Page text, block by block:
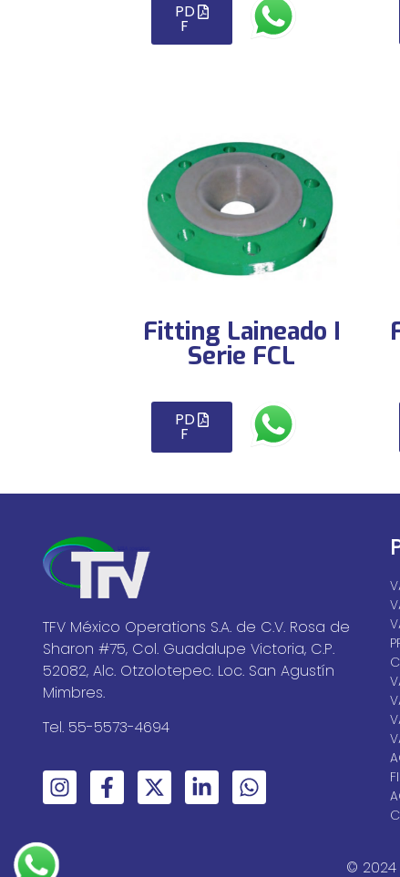
PD
F
Fitting Laineado I
Serie FCL
PD
F
TFV México Operations S.A. de C.V. Rosa de
Sharon #75, Col. Guadalupe Victoria, C.P.
52082, Alc. Otzolotepec. Loc. San Agustín
Mimbres.
Tel. 55-5573-4694
© 2024